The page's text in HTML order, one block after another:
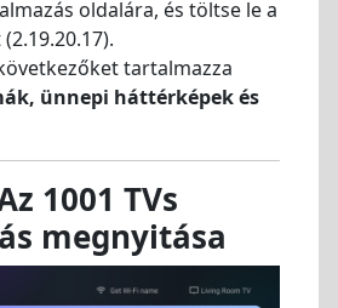
oldalára, és töltse le a
tartalmazza
ünnepi háttérképek és
1001 TVs
megnyitása